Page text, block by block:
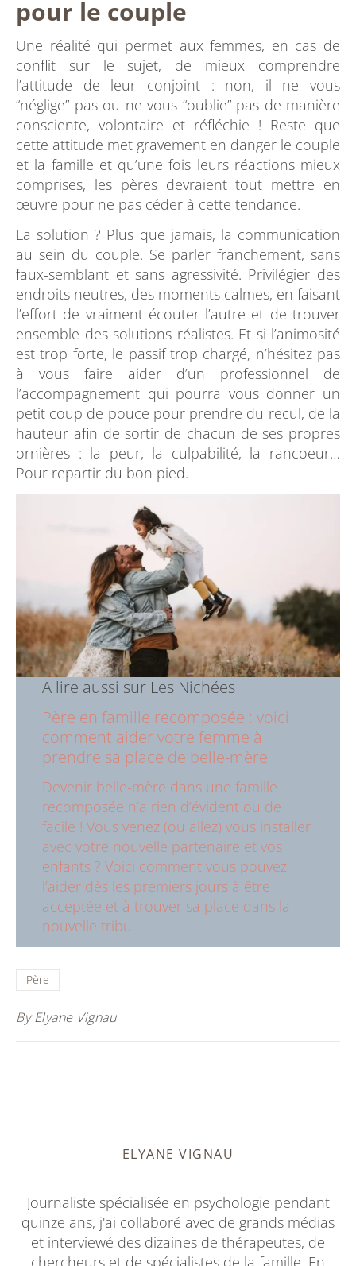
pour le couple
Une réalité qui permet aux femmes, en cas de
conflit sur le sujet, de mieux comprendre
l’attitude de leur conjoint : non, il ne vous
“néglige” pas ou ne vous “oublie” pas de manière
consciente, volontaire et réfléchie ! Reste que
cette attitude met gravement en danger le couple
et la famille et qu’une fois leurs réactions mieux
comprises, les pères devraient tout mettre en
œuvre pour ne pas céder à cette tendance.
La solution ? Plus que jamais, la communication
au sein du couple. Se parler franchement, sans
faux-semblant et sans agressivité. Privilégier des
endroits neutres, des moments calmes, en faisant
l’effort de vraiment écouter l’autre et de trouver
ensemble des solutions réalistes. Et si l’animosité
est trop forte, le passif trop chargé, n’hésitez pas
à vous faire aider d’un professionnel de
l’accompagnement qui pourra vous donner un
petit coup de pouce pour prendre du recul, de la
hauteur afin de sortir de chacun de ses propres
ornières : la peur, la culpabilité, la rancoeur…
Pour repartir du bon pied.
A lire aussi sur Les Nichées
Père en famille recomposée : voici
comment aider votre femme à
prendre sa place de belle-mère
Devenir belle-mère dans une famille
recomposée n’a rien d’évident ou de
facile ! Vous venez (ou allez) vous installer
avec votre nouvelle partenaire et vos
enfants ? Voici comment vous pouvez
l’aider dès les premiers jours à être
acceptée et à trouver sa place dans la
nouvelle tribu.
Père
ByElyane Vignau
ELYANE VIGNAU
Journaliste spécialisée en psychologie pendant
quinze ans, j'ai collaboré avec de grands médias
et interviewé des dizaines de thérapeutes, de